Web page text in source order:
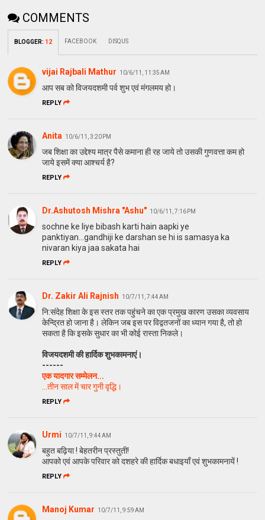
COMMENTS
BLOGGER: 12 FACEBOOK DISQUS
vijai Rajbali Mathur 10/6/11, 11:35 AM
आप सब को विजयदशमी पर्व शुभ एवं मंगलमय हो।
REPLY
Anita 10/6/11, 3:20 PM
जब शिक्षा का उद्देश्य मात्र पैसे कमाना ही रह जाये तो उसकी गुणवत्ता कम हो
जाये इसमें क्या आश्चर्य है?
REPLY
Dr.Ashutosh Mishra "Ashu" 10/6/11, 7:16 PM
sochne ke liye bibash karti hain aapki ye
panktiyan...gandhiji ke darshan se hi is samasya ka
nivaran kiya jaa sakata hai
REPLY
Dr. Zakir Ali Rajnish 10/7/11, 7:44 AM
नि:संदेह शिक्षा के इस स्‍तर तक पहुंचने का एक प्रमुख कारण उसका व्‍यवसाय
केन्द्रित हो जाना है। लेकिन जब इस पर विद्वतजनों का ध्‍यान गया है, तो हो
सकता है कि इसके सुधार का भी कोई रास्‍ता निकले।
विजयदशमी की हार्दिक शुभकामनाएं।
------
एक यादगार सम्‍मेलन...
...तीन साल में चार गुनी वृद्धि।
REPLY
Urmi 10/7/11, 9:44 AM
बहुत बढ़िया ! बेहतरीन प्रस्तुती!
आपको एवं आपके परिवार को दशहरे की हार्दिक बधाइयाँ एवं शुभकामनायें !
REPLY
Manoj Kumar 10/7/11, 9:59 AM